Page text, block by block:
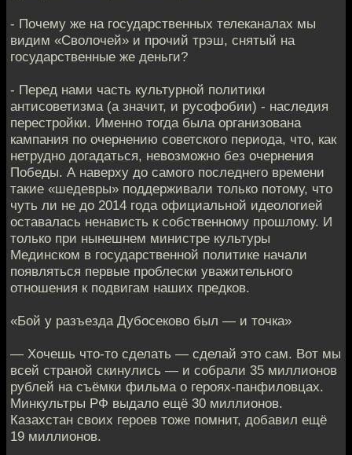
- Почему же на государственных телеканалах мы
видим «Сволочей» и прочий трэш, снятый на
государственные же деньги?
- Перед нами часть культурной политики
антисоветизма (а значит, и русофобии) - наследия
перестройки. Именно тогда была организована
кампания по очернению советского периода, что, как
нетрудно догадаться, невозможно без очернения
Победы. А наверху до самого последнего времени
такие «шедевры» поддерживали только потому, что
чуть ли не до 2014 года официальной идеологией
оставалась ненависть к собственному прошлому. И
только при нынешнем министре культуры
Мединском в государственной политике начали
появляться первые проблески уважительного
отношения к подвигам наших предков.
«Бой у разъезда Дубосеково был — и точка»
— Хочешь что-то сделать — сделай это сам. Вот мы
всей страной скинулись — и собрали 35 миллионов
рублей на съёмки фильма о героях-панфиловцах.
Минкультры РФ выдало ещё 30 миллионов.
Казахстан своих героев тоже помнит, добавил ещё
19 миллионов.